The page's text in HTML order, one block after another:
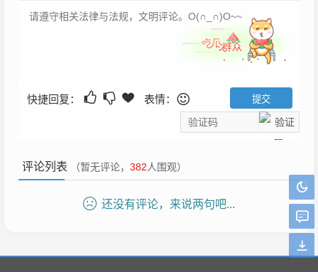
快捷回复： 表情：
评论列表 （暂无评论， 382人围观）
还没有评论，来说两句吧...